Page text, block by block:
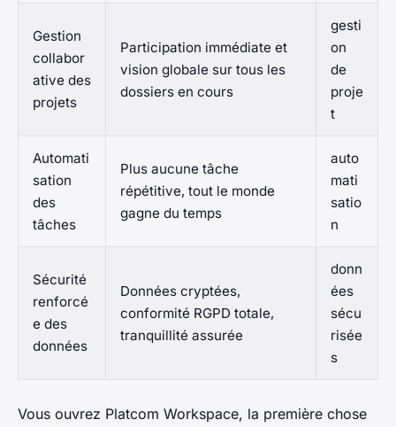
Gestion
collabor
ative des
projets
Participation immédiate et
vision globale sur tous les
dossiers en cours
gesti
on
de
proje
t
Automati
sation
des
tâches
Plus aucune tâche
répétitive, tout le monde
gagne du temps
auto
mati
satio
n
Sécurité
renforcé
e des
données
Données cryptées,
conformité RGPD totale,
tranquillité assurée
donn
ées
sécu
risée
s
Vous ouvrez Platcom Workspace, la première chose